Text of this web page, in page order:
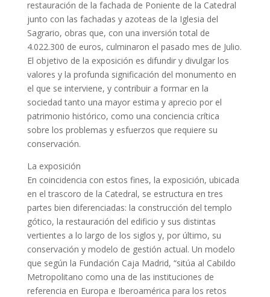
restauración de la fachada de Poniente de la Catedral
junto con las fachadas y azoteas de la Iglesia del
Sagrario, obras que, con una inversión total de
4.022.300 de euros, culminaron el pasado mes de Julio.
El objetivo de la exposición es difundir y divulgar los
valores y la profunda significación del monumento en
el que se interviene, y contribuir a formar en la
sociedad tanto una mayor estima y aprecio por el
patrimonio histórico, como una conciencia crítica
sobre los problemas y esfuerzos que requiere su
conservación.
La exposición
En coincidencia con estos fines, la exposición, ubicada
en el trascoro de la Catedral, se estructura en tres
partes bien diferenciadas: la construcción del templo
gótico, la restauración del edificio y sus distintas
vertientes a lo largo de los siglos y, por último, su
conservación y modelo de gestión actual. Un modelo
que según la Fundación Caja Madrid, “sitúa al Cabildo
Metropolitano como una de las instituciones de
referencia en Europa e Iberoamérica para los retos